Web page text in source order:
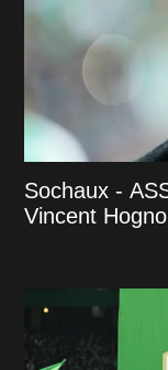
Sochaux -
Vincent